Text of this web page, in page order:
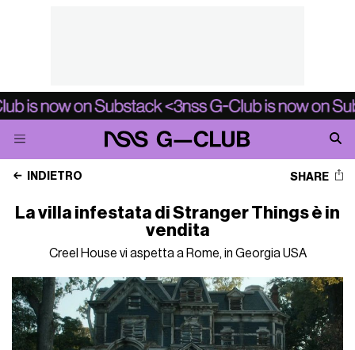
INDIETRO SHARE
La villa infestata di Stranger Things è in
vendita
Creel House vi aspetta a Rome, in Georgia USA